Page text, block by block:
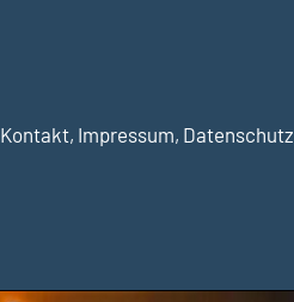
Kontakt, Impressum, Datenschutz